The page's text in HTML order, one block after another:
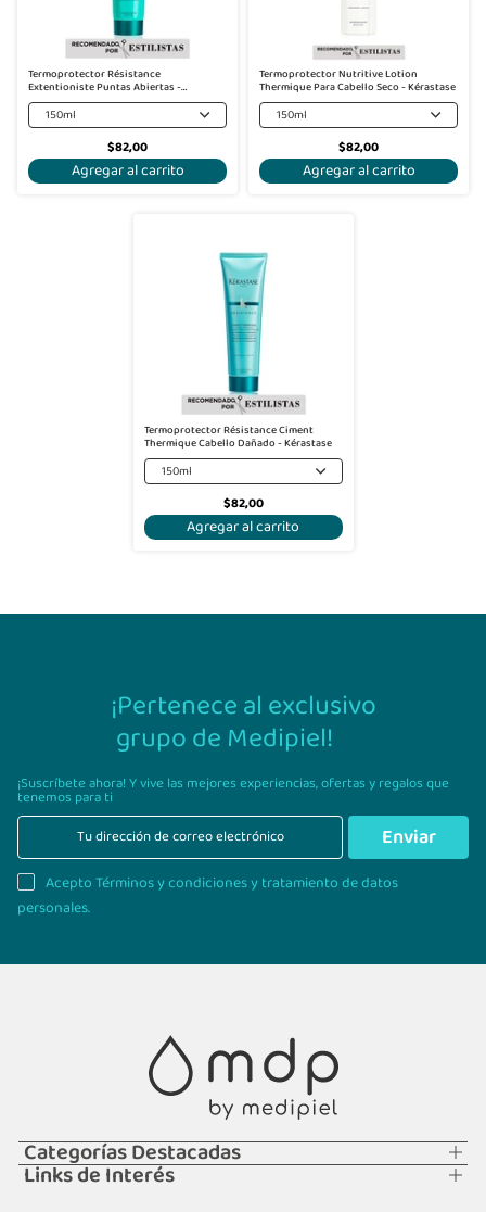
Termoprotector Résistance
Extentioniste Puntas Abiertas -
Kérastase
150ml
$82,00
Agregar al carrito
Termoprotector Nutritive Lotion
Thermique Para Cabello Seco - Kérastase
150ml
$82,00
Agregar al carrito
Termoprotector Résistance Ciment
Thermique Cabello Dañado - Kérastase
150ml
$82,00
Agregar al carrito
¡Pertenece al exclusivo
grupo de Medipiel!
¡Suscríbete ahora! Y vive las mejores experiencias,ofertas y regalos que
tenemos para ti
Enviar
Acepto Términos y condiciones y tratamiento de datos
personales.
Categorías Destacadas
Links de Interés